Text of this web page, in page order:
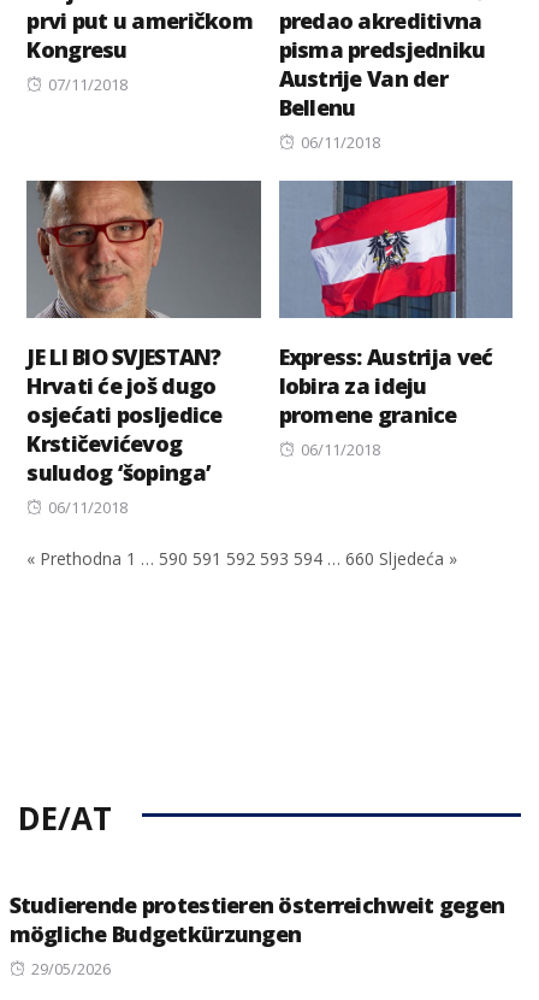
prvi put u američkom
Kongresu
Posted
07/11/2018
predao akreditivna
pisma predsjedniku
Austrije Van der
Bellenu
Posted
06/11/2018
JE LI BIO SVJESTAN?
Hrvati će još dugo
osjećati posljedice
Krstičevićevog
suludog ‘šopinga’
Posted
06/11/2018
Express: Austrija već
lobira za ideju
promene granice
Posted
06/11/2018
« Prethodna 1 … 590 591 592 593 594 … 660 Sljedeća »
DE/AT
Studierende protestieren österreichweit gegen
mögliche Budgetkürzungen
Posted
29/05/2026